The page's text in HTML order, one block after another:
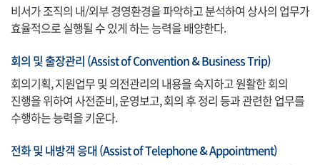
비서가 조직의 내/외부 경영환경을 파악하고 분석하여 상사의 업무가
효율적으로 실행될 수 있게 하는 능력을 배양한다.
회의 및 출장관리 (Assist of Convention & Business Trip)
회의기획, 지원업무 및 의전관리의 내용을 숙지하고 원활한 회의
진행을 위하여 사전준비, 운영보고, 회의 후 정리 등과 관련한 업무를
수행하는 능력을 키운다.
전화 및 내방객 응대 (Assist of Telephone & Appointment)